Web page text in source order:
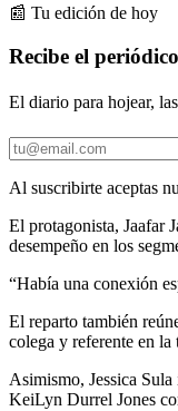
📰 Tu edición de hoy
Recibe el
El diario para hojear,
Al suscribirte aceptas
El protagonista, Jaafar
desempeño en los
“Había una conexión
El reparto también
colega y referente en
Asimismo, Jessica
KeiLyn Durrel Jones